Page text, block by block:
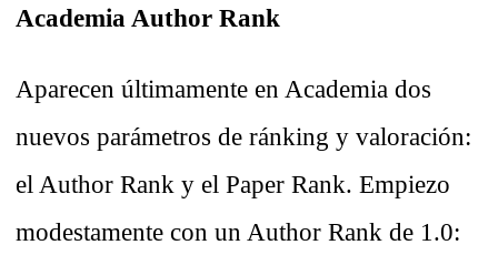
Academia Author Rank
Aparecen últimamente en Academia dos
nuevos parámetros de ránking y valoración:
el Author Rank y el Paper Rank. Empiezo
modestamente con un Author Rank de 1.0: